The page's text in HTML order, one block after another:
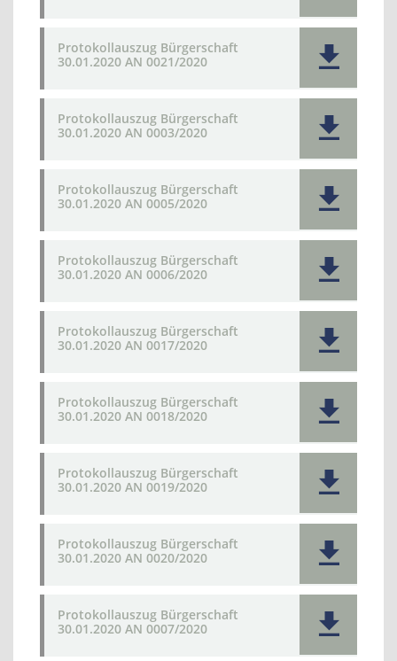
Protokollauszug Bürgerschaft
30.01.2020 AN 0021/2020
Protokollauszug Bürgerschaft
30.01.2020 AN 0003/2020
Protokollauszug Bürgerschaft
30.01.2020 AN 0005/2020
Protokollauszug Bürgerschaft
30.01.2020 AN 0006/2020
Protokollauszug Bürgerschaft
30.01.2020 AN 0017/2020
Protokollauszug Bürgerschaft
30.01.2020 AN 0018/2020
Protokollauszug Bürgerschaft
30.01.2020 AN 0019/2020
Protokollauszug Bürgerschaft
30.01.2020 AN 0020/2020
Protokollauszug Bürgerschaft
30.01.2020 AN 0007/2020